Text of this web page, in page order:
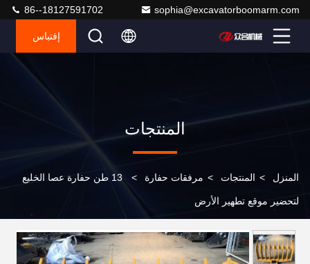
sophia@excavatorboomarm.com
86--18127591702
إقتباس
المنتجات
المنزل > المنتجات > مرفقات حفارة > 13 طن حفارة عصا الخليع
لتحضير موقع تطهير الأرض